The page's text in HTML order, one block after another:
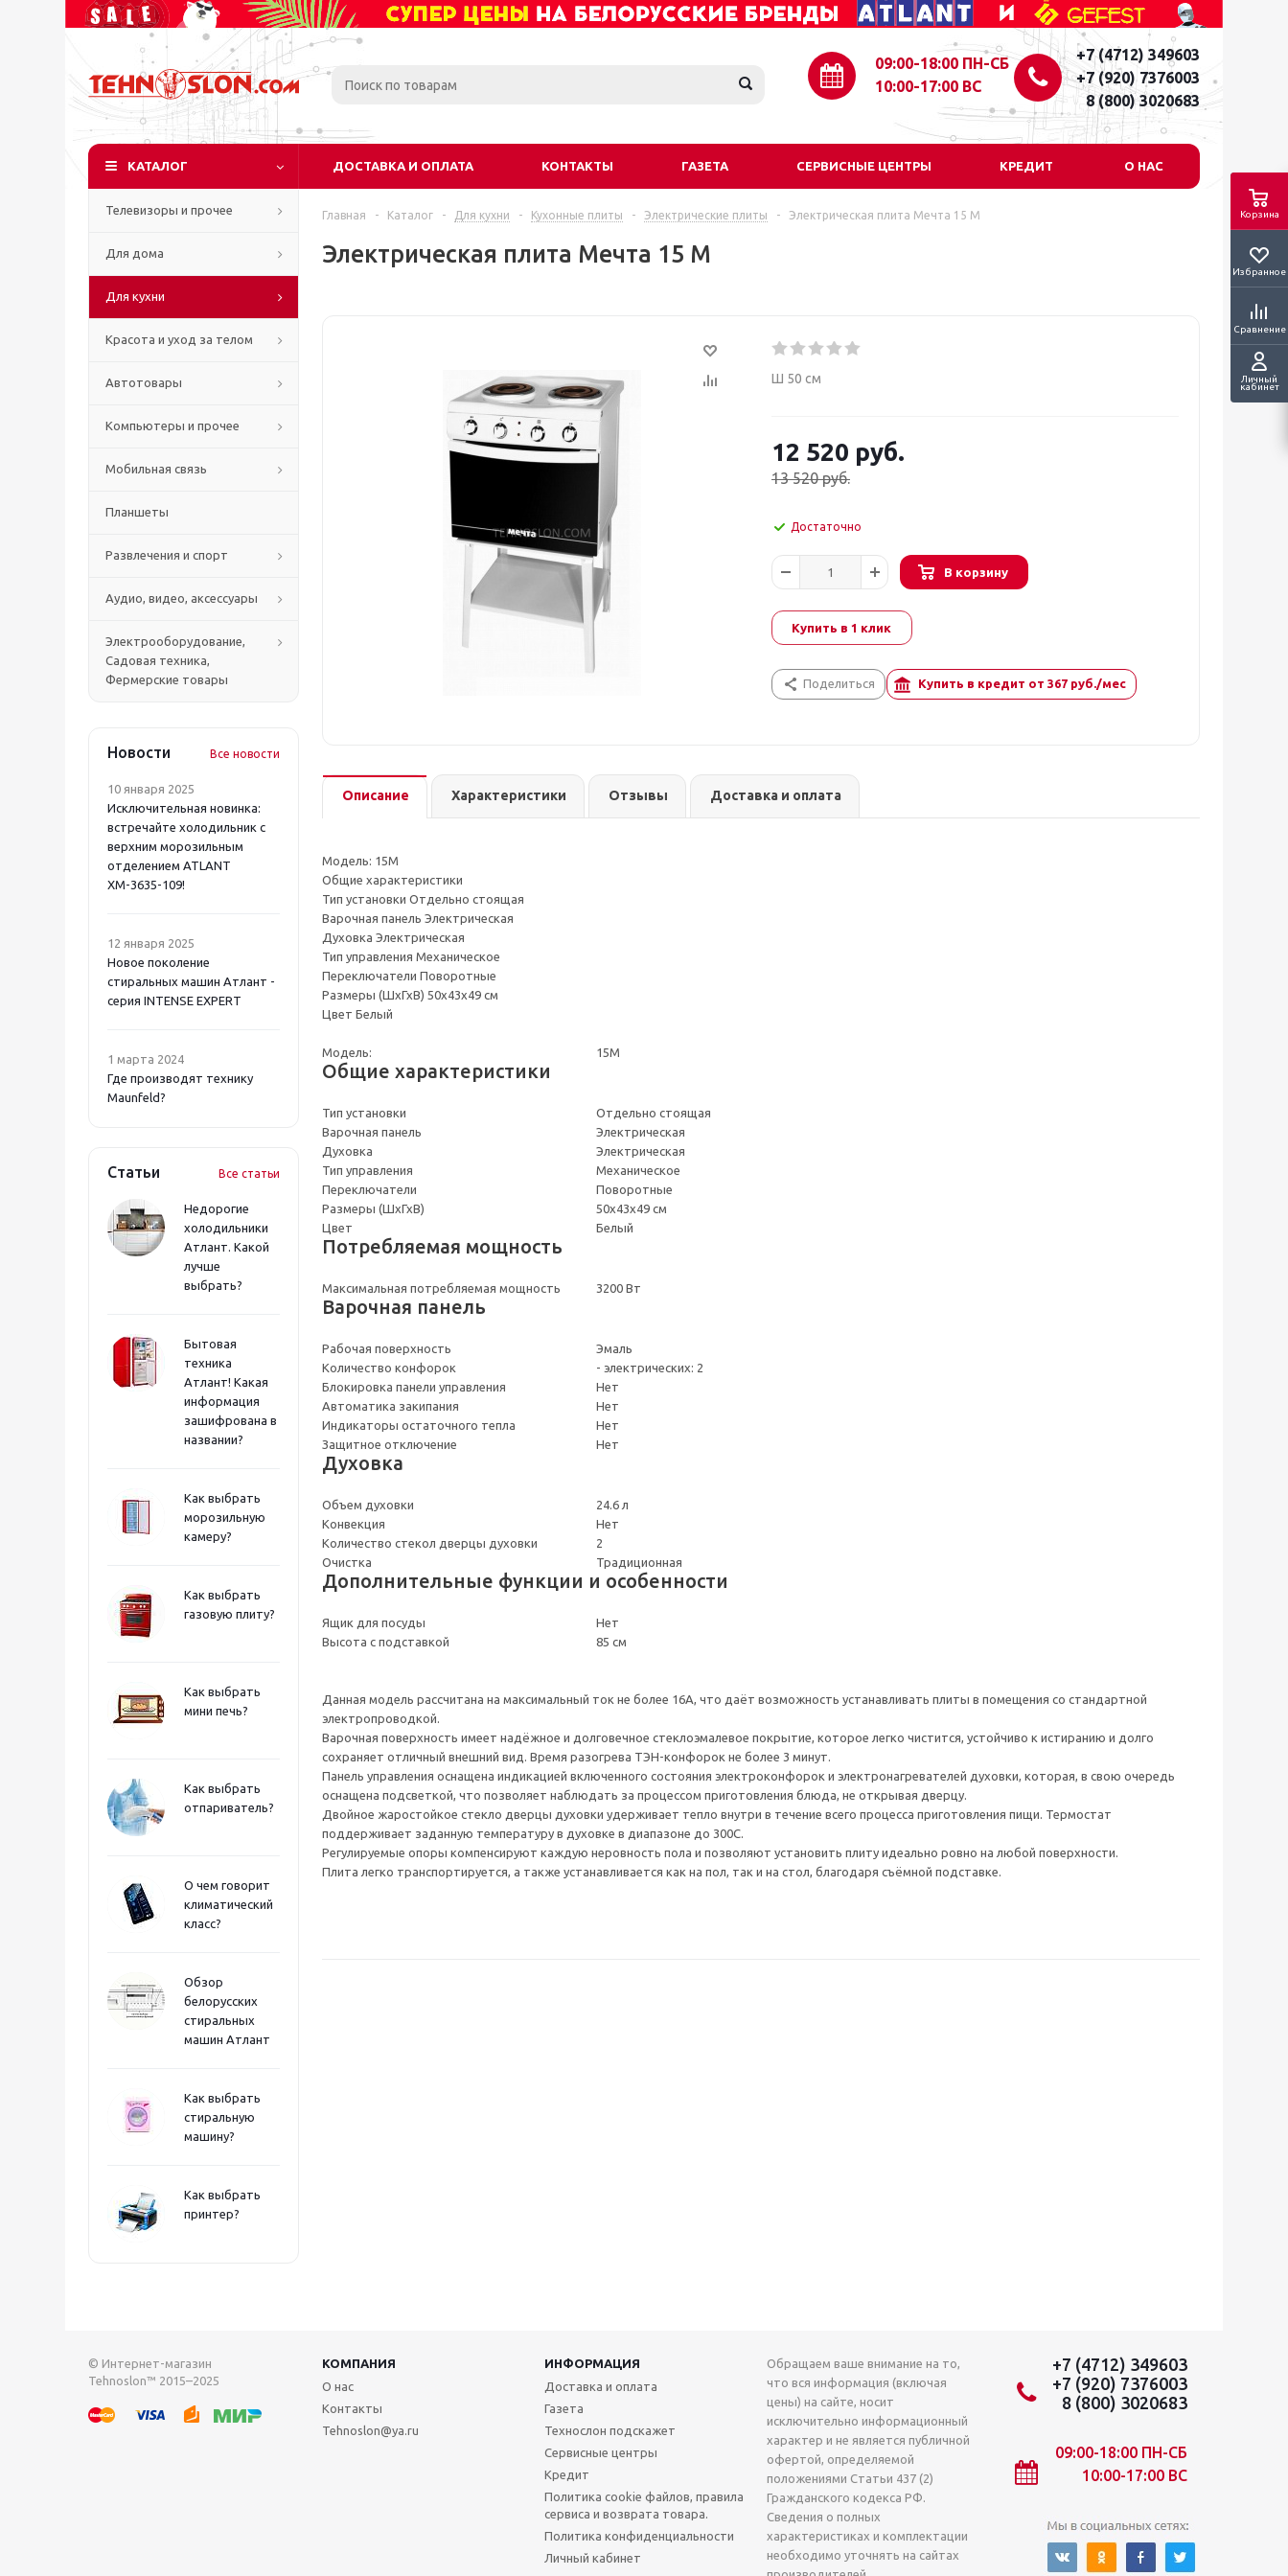
09:00-18:00 ПН-СБ
10:00-17:00 ВС
Корзина
Избранное
Сравнение
Личный
кабинет
+7 (4712) 349603
+7 (920) 7376003
8 (800) 3020683
КАТАЛОГ ДОСТАВКА И ОПЛАТА КОНТАКТЫ ГАЗЕТА СЕРВИСНЫЕ ЦЕНТРЫ КРЕДИТ О НАС
Телевизоры и прочее
Для дома
Для кухни
Красота и уход за телом
Автотовары
Компьютеры и прочее
Мобильная связь
Планшеты
Развлечения и спорт
Аудио, видео, аксессуары
Электрооборудование,
Садовая техника,
Фермерские товары
Новости Все новости
10 января 2025
Исключительная новинка:
встречайте холодильник с
верхним морозильным
отделением ATLANT
ХМ-3635-109!
12 января 2025
Новое поколение
стиральных машин Атлант -
серия INTENSE EXPERT
1 марта 2024
Где производят технику
Maunfeld?
Статьи Все статьи
Недорогие
холодильники
Атлант. Какой
лучше
выбрать?
Бытовая
техника
Атлант! Какая
информация
зашифрована в
названии?
Как выбрать
морозильную
камеру?
Как выбрать
газовую плиту?
Как выбрать
мини печь?
Как выбрать
отпариватель?
О чем говорит
климатический
класс?
Обзор
белорусских
стиральных
машин Атлант
Как выбрать
стиральную
машину?
Как выбрать
принтер?
Главная - Каталог - Для кухни - Кухонные плиты - Электрические плиты - Электрическая плита Мечта 15 М
Электрическая плита Мечта 15 М
Ш 50 см
12 520 руб.
13 520руб.
Достаточно
В корзину
Купить в 1 клик
Поделиться Купить в кредит от 367 руб./мес
Описание Характеристики Отзывы Доставка и оплата
Модель: 15М
Общие характеристики
Тип установки Отдельно стоящая
Варочная панель Электрическая
Духовка Электрическая
Тип управления Механическое
Переключатели Поворотные
Размеры (ШхГхВ) 50х43х49 см
Цвет Белый
Модель: 15М
Общие характеристики
Тип установки
Отдельно стоящая
Варочная панель
Электрическая
Духовка
Электрическая
Тип управления
Механическое
Переключатели
Поворотные
Размеры (ШхГхВ)
50х43х49 см
Цвет
Белый
Потребляемая мощность
Максимальная потребляемая мощность 3200 Вт
Варочная панель
Рабочая поверхность
Эмаль
Количество конфорок
- электрических: 2
Блокировка панели управления
Нет
Автоматика закипания
Нет
Индикаторы остаточного тепла
Нет
Защитное отключение
Нет
Духовка
Объем духовки
24.6 л
Конвекция
Нет
Количество стекол дверцы духовки
2
Очистка
Традиционная
Дополнительные функции и особенности
Ящик для посуды
Нет
Высота с подставкой
85 см
Данная модель рассчитана на максимальный ток не более 16А, что даёт возможность устанавливать плиты в помещения со стандартной
электропроводкой.
Варочная поверхность имеет надёжное и долговечное стеклоэмалевое покрытие, которое легко чистится, устойчиво к истиранию и долго
сохраняет отличный внешний вид. Время разогрева ТЭН-конфорок не более 3 минут.
Панель управления оснащена индикацией включенного состояния электроконфорок и электронагревателей духовки, которая, в свою очередь
оснащена подсветкой, что позволяет наблюдать за процессом приготовления блюда, не открывая дверцу.
Двойное жаростойкое стекло дверцы духовки удерживает тепло внутри в течение всего процесса приготовления пищи. Термостат
поддерживает заданную температуру в духовке в диапазоне до 300С.
Регулируемые опоры компенсируют каждую неровность пола и позволяют установить плиту идеально ровно на любой поверхности.
Плита легко транспортируется, а также устанавливается как на пол, так и на стол, благодаря съёмной подставке.
© Интернет-магазин
Tehnoslon™ 2015–2025
КОМПАНИЯ
ИНФОРМАЦИЯ
О нас
Контакты
Tehnoslon@ya.ru
Доставка и оплата
Газета
Технослон подскажет
Сервисные центры
Кредит
Политика cookie файлов, правила
сервиса и возврата товара.
Политика конфиденциальности
Личный кабинет
Обращаем ваше внимание на то,
что вся информация (включая
цены) на сайте, носит
исключительно информационный
характер и не является публичной
офертой, определяемой
положениями Статьи 437 (2)
Гражданского кодекса РФ.
Сведения о полных
характеристиках и комплектации
необходимо уточнять на сайтах
+7 (4712) 349603
+7 (920) 7376003
8 (800) 3020683
09:00-18:00 ПН-СБ
10:00-17:00 ВС